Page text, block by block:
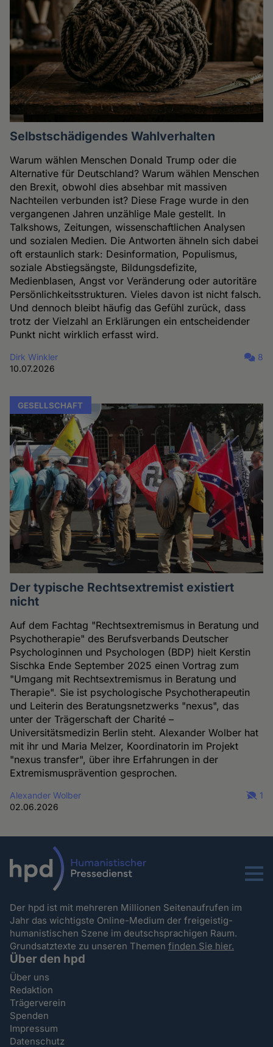
Selbstschädigendes Wahlverhalten
Warum wählen Menschen Donald Trump oder die
Alternative für Deutschland? Warum wählen Menschen
den Brexit, obwohl dies absehbar mit massiven
Nachteilen verbunden ist? Diese Frage wurde in den
vergangenen Jahren unzählige Male gestellt. In
Talkshows, Zeitungen, wissenschaftlichen Analysen
und sozialen Medien. Die Antworten ähneln sich dabei
oft erstaunlich stark: Desinformation, Populismus,
soziale Abstiegsängste, Bildungsdefizite,
Medienblasen, Angst vor Veränderung oder autoritäre
Persönlichkeitsstrukturen. Vieles davon ist nicht falsch.
Und dennoch bleibt häufig das Gefühl zurück, dass
trotz der Vielzahl an Erklärungen ein entscheidender
Punkt nicht wirklich erfasst wird.
Dirk Winkler
10.07.2026
8
GESELLSCHAFT
Der typische Rechtsextremist existiert
nicht
Auf dem Fachtag "Rechtsextremismus in Beratung und
Psychotherapie" des Berufsverbands Deutscher
Psychologinnen und Psychologen (BDP) hielt Kerstin
Sischka Ende September 2025 einen Vortrag zum
"Umgang mit Rechtsextremismus in Beratung und
Therapie". Sie ist psychologische Psychotherapeutin
und Leiterin des Beratungsnetzwerks "nexus", das
unter der Trägerschaft der Charité –
Universitätsmedizin Berlin steht. Alexander Wolber hat
mit ihr und Maria Melzer, Koordinatorin im Projekt
"nexus transfer", über ihre Erfahrungen in der
Extremismusprävention gesprochen.
Alexander Wolber
02.06.2026
1
Menu
Der hpd ist mit mehreren Millionen Seitenaufrufen im
Jahr das wichtigste Online-Medium der freigeistig-
humanistischen Szene im deutschsprachigen Raum.
Grundsatztexte zu unseren Themenfinden Sie hier.
Über den hpd
Über uns
Redaktion
Trägerverein
Spenden
Impressum
Datenschutz